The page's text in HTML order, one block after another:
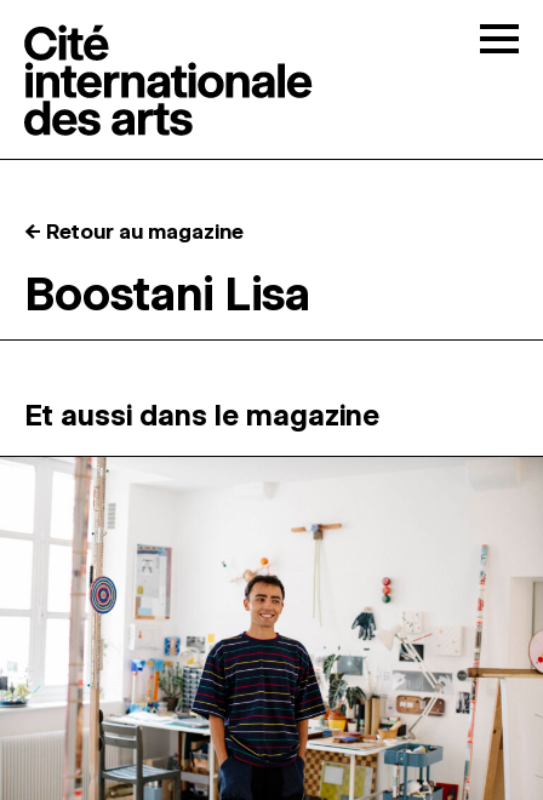
RÉSIDENCES ↓
ATELIERS OUVERTS
PROGRAMMATION
MAGAZINE
ESPACES DE PRATIQUE ARTISTIQUE ↓
Recherche
Connexion
← Retour au magazine
Boostani Lisa
Et aussi dans le magazine